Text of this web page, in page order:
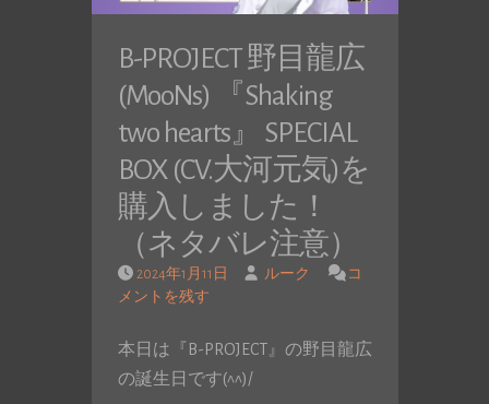
B-PROJECT 野目龍広
(MooNs) 『Shaking
two hearts』 SPECIAL
BOX (CV.大河元気)を
購入しました！
（ネタバレ注意）
2024年1月11日 ルーク
コ
メントを残す
本日は『B-PROJECT』の野目龍広
の誕生日です(^^)/